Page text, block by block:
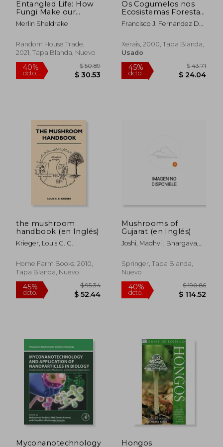
45% 45%
45% $ 296.33 40%
Entangled Life: How
Fungi Make our
Worlds, Change our
Minds & Shape our
Merlin Sheldrake
Random House Trade,
2021, Tapa Blanda, Nuevo
Os Cogumelos nos
Ecosistemas Forestais
Galegos (Turismo (en
Gallego)
Francisco J. Fernandez De
Xerais, 2000, Tapa Blanda,
Usado
the mushroom
handbook (en Inglés)
Krieger, Louis C. C.
Home Farm Books, 2010,
Tapa Blanda, Nuevo
Mushrooms of
Gujarat (en Inglés)
Joshi, Madhvi ; Bhargava,
Springer, Tapa Blanda,
Nuevo
Myconanotechnology
Hongos